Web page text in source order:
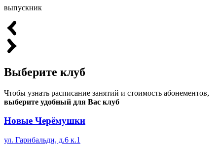
выпускник
Выберите клуб
Чтобы узнать расписание занятий и стоимость абонементов,
выберите удобный для Вас клуб
Новые Черёмушки
ул. Гарибальди, д.6 к.1